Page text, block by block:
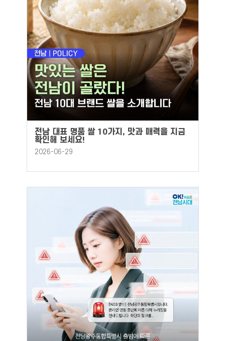
전남 대표 명품 쌀 10가지, 맛과 매력을 지금
확인해 보세요!
2026-06-29